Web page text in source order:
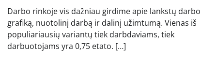
Darbo rinkoje vis dažniau girdime apie lankstų darbo
grafiką, nuotolinį darbą ir dalinį užimtumą. Vienas iš
populiariausių variantų tiek darbdaviams, tiek
darbuotojams yra 0,75 etato. […]